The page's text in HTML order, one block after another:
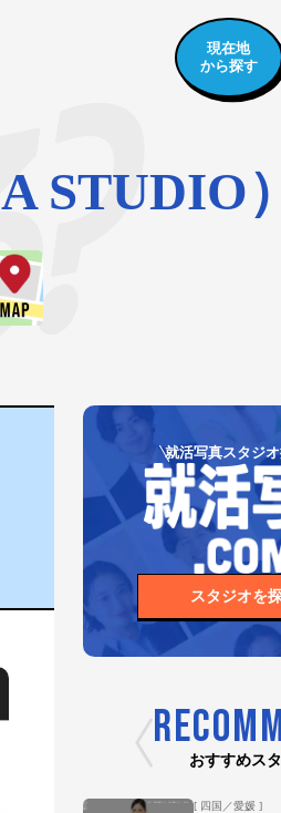
現在地
から探す
STUDIO）
就活写真スタジ
スタジオを
おすすめス
[ 四国／愛媛 ]